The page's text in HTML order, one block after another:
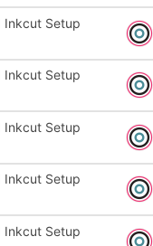
Inkcut Setup
Inkcut Setup
Inkcut Setup
Inkcut Setup
Inkcut Setup